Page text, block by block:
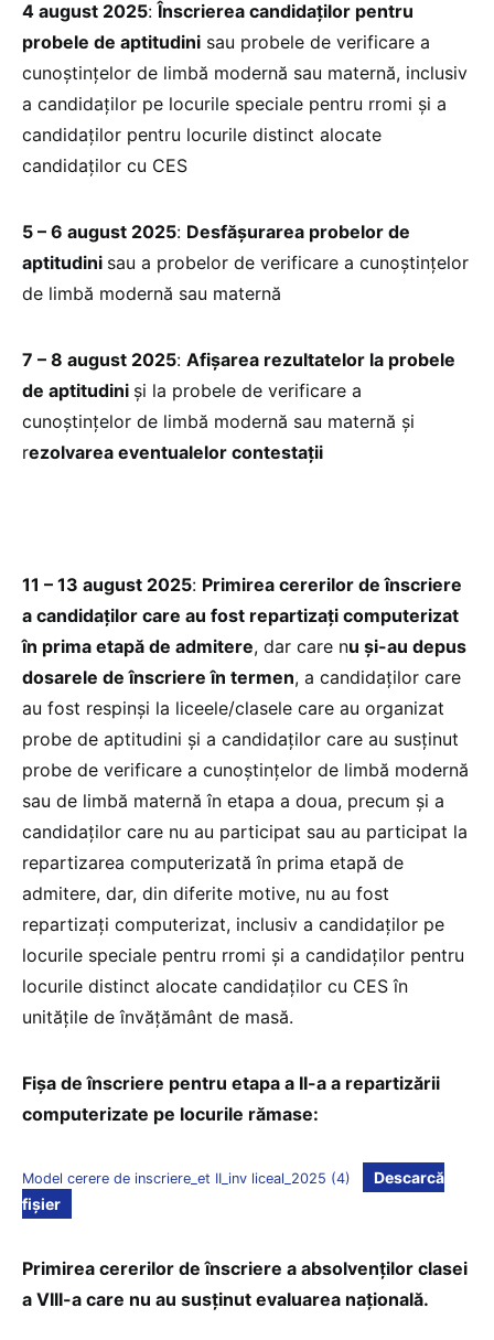
4 august 2025:Înscrierea candidaților pentru
probele de aptitudini sau probele de verificare a
cunoștințelor de limbă modernă sau maternă, inclusiv
a candidaților pe locurile speciale pentru rromi și a
candidaților pentru locurile distinct alocate
candidaților cu CES
5 – 6 august 2025: Desfășurarea probelor de
aptitudini sau a probelor de verificare a cunoștințelor
de limbă modernă sau maternă
7 – 8 august 2025: Afișarea rezultatelor la probele
de aptitudini și la probele de verificare a
cunoștințelor de limbă modernă sau maternă și
rezolvarea eventualelor contestații
11 – 13 august 2025: Primirea cererilor de înscriere
a candidaților care au fost repartizați computerizat
în prima etapă de admitere, dar care nu și-au depus
dosarele de înscriere în termen, a candidaților care
au fost respinși la liceele/clasele care au organizat
probe de aptitudini și a candidaților care au susținut
probe de verificare a cunoștințelor de limbă modernă
sau de limbă maternă în etapa a doua, precum și a
candidaților care nu au participat sau au participat la
repartizarea computerizată în prima etapă de
admitere, dar, din diferite motive, nu au fost
repartizați computerizat, inclusiv a candidaților pe
locurile speciale pentru rromi și a candidaților pentru
locurile distinct alocate candidaților cu CES în
unitățile de învățământ de masă.
Fișa de înscriere pentru etapa a II-a a repartizării
computerizate pe locurile rămase:
Model cerere de inscriere_et II_inv liceal_2025 (4)
Descarcă
fișier
Primirea cererilor de înscriere a absolvenților clasei
a VIII-a care nu au susținut evaluarea națională.